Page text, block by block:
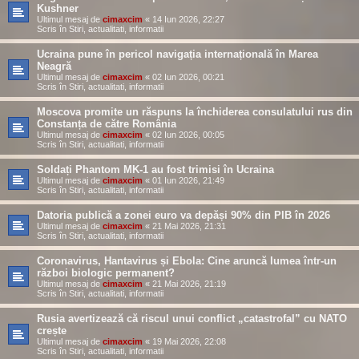
Kushner
Ultimul mesaj de cimaxcim « 14 Iun 2026, 22:27
Scris în Stiri, actualitati, informatii
Ucraina pune în pericol navigația internațională în Marea
Neagră
Ultimul mesaj de cimaxcim « 02 Iun 2026, 00:21
Scris în Stiri, actualitati, informatii
Moscova promite un răspuns la închiderea consulatului rus din
Constanța de către România
Ultimul mesaj de cimaxcim « 02 Iun 2026, 00:05
Scris în Stiri, actualitati, informatii
Soldați Phantom MK-1 au fost trimisi în Ucraina
Ultimul mesaj de cimaxcim « 01 Iun 2026, 21:49
Scris în Stiri, actualitati, informatii
Datoria publică a zonei euro va depăși 90% din PIB în 2026
Ultimul mesaj de cimaxcim « 21 Mai 2026, 21:31
Scris în Stiri, actualitati, informatii
Coronavirus, Hantavirus și Ebola: Cine aruncă lumea într-un
război biologic permanent?
Ultimul mesaj de cimaxcim « 21 Mai 2026, 21:19
Scris în Stiri, actualitati, informatii
Rusia avertizează că riscul unui conflict „catastrofal” cu NATO
crește
Ultimul mesaj de cimaxcim « 19 Mai 2026, 22:08
Scris în Stiri, actualitati, informatii